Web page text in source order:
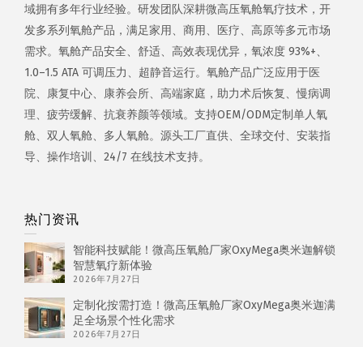
域拥有多年行业经验。研发团队深耕微高压氧舱氧疗技术，开
发多系列氧舱产品，满足家用、商用、医疗、高原等多元市场
需求。氧舱产品安全、舒适、高效表现优异，氧浓度 93%+、
1.0–1.5 ATA 可调压力、超静音运行。氧舱产品广泛应用于医
院、康复中心、康养会所、高端家庭，助力术后恢复、慢病调
理、疲劳缓解、抗衰养颜等领域。支持OEM/ODM定制单人氧
舱、双人氧舱、多人氧舱。源头工厂直供、全球交付、安装指
导、操作培训、24/7 在线技术支持。
热门资讯
智能科技赋能！微高压氧舱厂家OxyMega奥米迦解锁
智慧氧疗新体验
2026年7月27日
定制化按需打造！微高压氧舱厂家OxyMega奥米迦满
足全场景个性化需求
2026年7月27日